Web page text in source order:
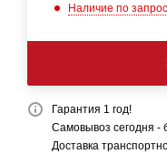
Наличие по
Гарантия 1 год!
Самовывоз сегодня -
Доставка